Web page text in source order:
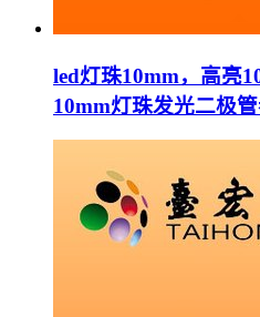
led灯珠10mm，高亮
10mm灯珠发光二极